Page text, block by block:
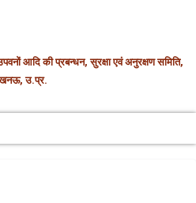
आदि की प्रबन्धन, सुरक्षा एवं अनुरक्षण समिति,
उ.प्र.